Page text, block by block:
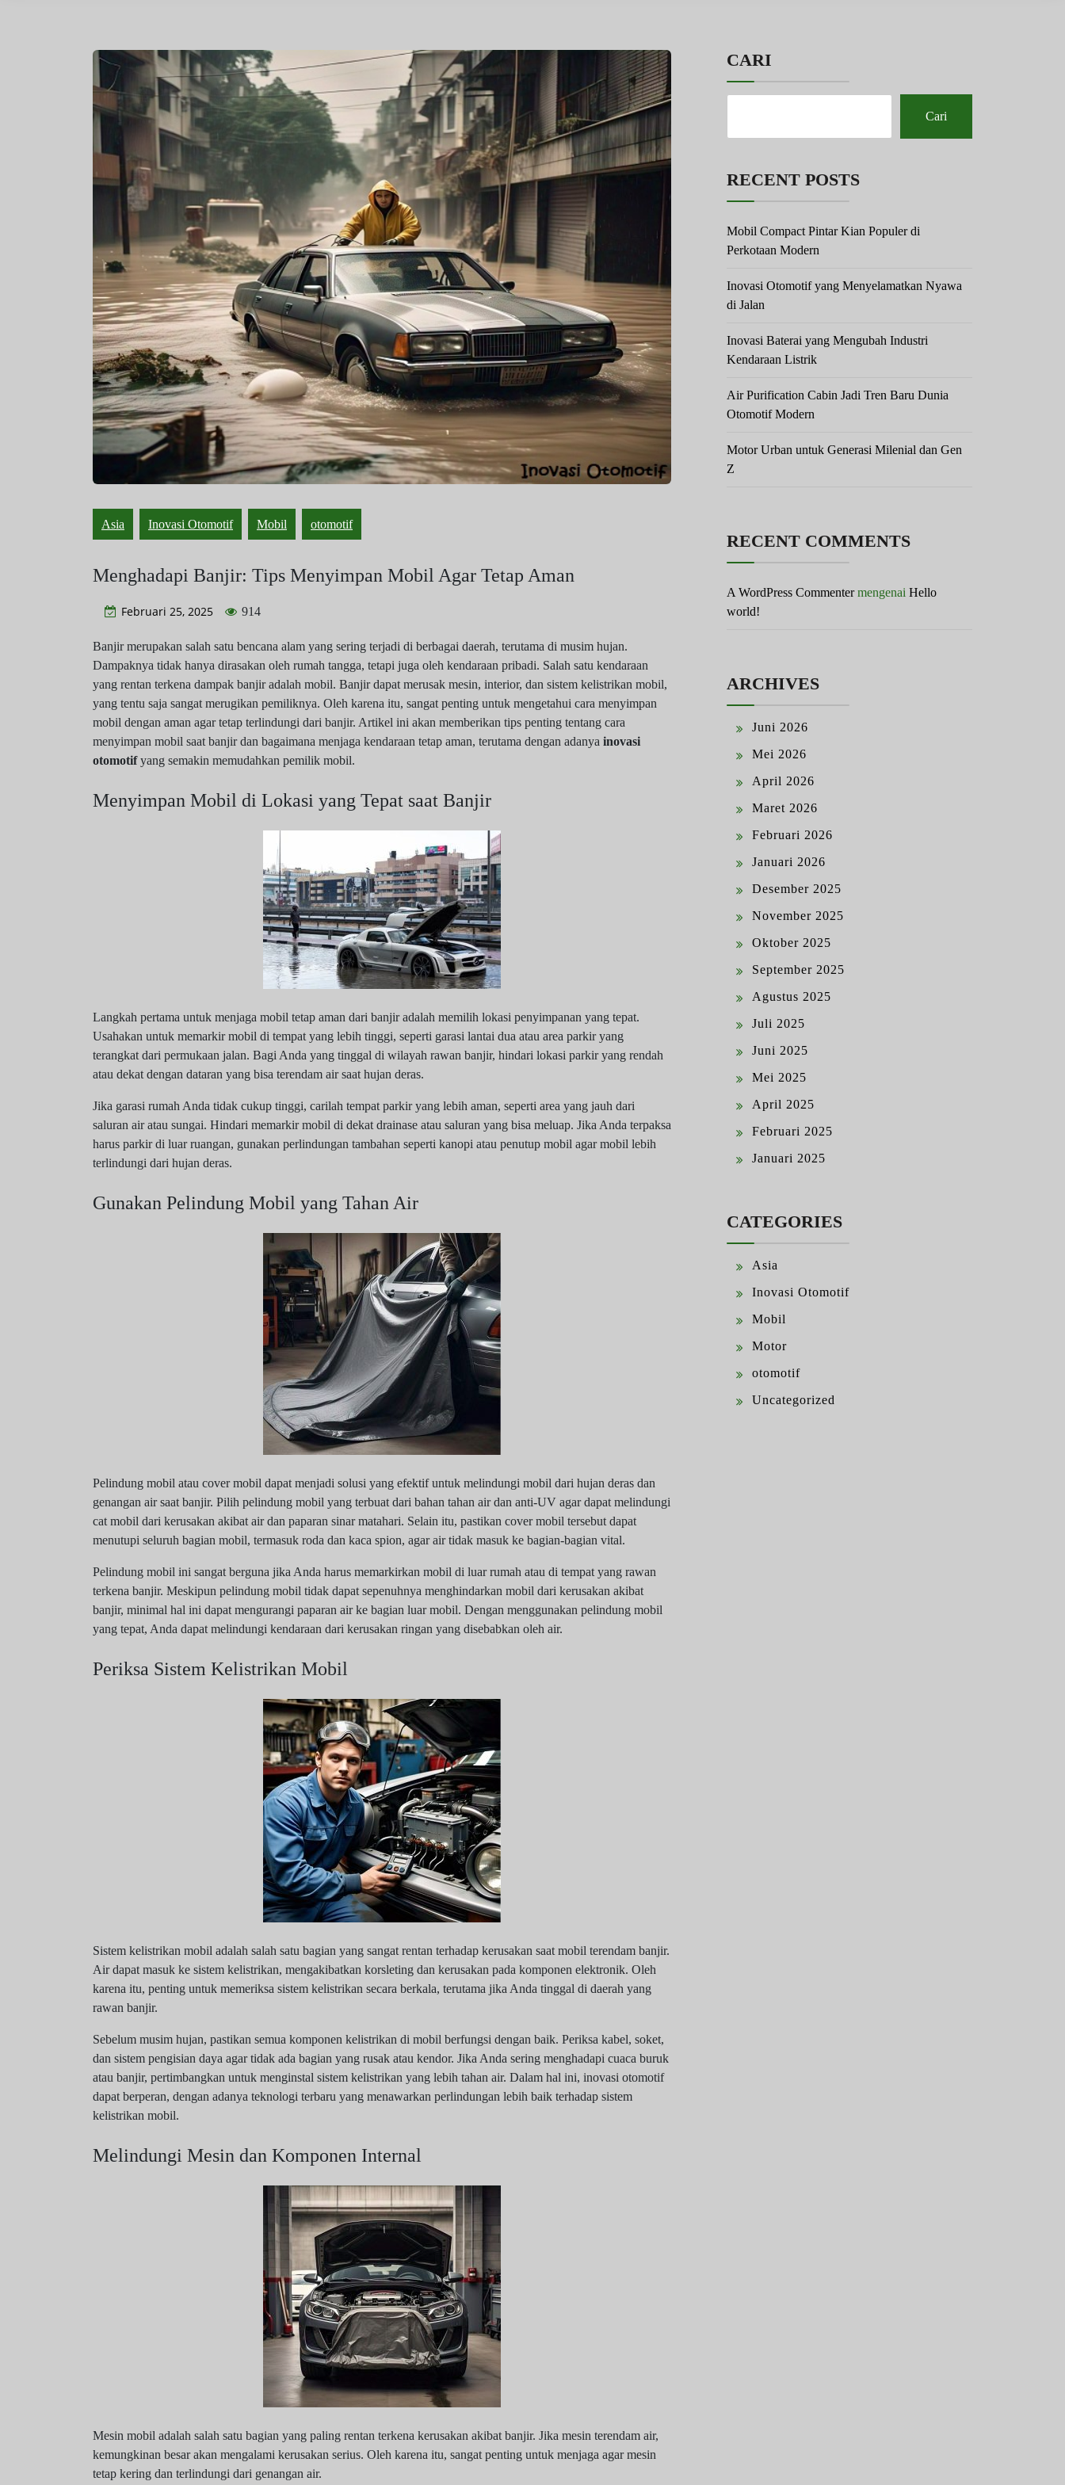
Asia Inovasi Otomotif Mobil otomotif
Menghadapi Banjir: Tips Menyimpan Mobil Agar Tetap Aman
Februari 25, 2025 914
Banjir merupakan salah satu bencana alam yang sering terjadi di berbagai daerah, terutama di musim hujan.
Dampaknya tidak hanya dirasakan oleh rumah tangga, tetapi juga oleh kendaraan pribadi. Salah satu kendaraan
yang rentan terkena dampak banjir adalah mobil. Banjir dapat merusak mesin, interior, dan sistem kelistrikan mobil,
yang tentu saja sangat merugikan pemiliknya. Oleh karena itu, sangat penting untuk mengetahui cara menyimpan
mobil dengan aman agar tetap terlindungi dari banjir. Artikel ini akan memberikan tips penting tentang cara
menyimpan mobil saat banjir dan bagaimana menjaga kendaraan tetap aman, terutama dengan adanya inovasi
otomotifyang semakin memudahkan pemilik mobil.
Menyimpan Mobil di Lokasi yang Tepat saat Banjir
Langkah pertama untuk menjaga mobil tetap aman dari banjir adalah memilih lokasi penyimpanan yang tepat.
Usahakan untuk memarkir mobil di tempat yang lebih tinggi, seperti garasi lantai dua atau area parkir yang
terangkat dari permukaan jalan. Bagi Anda yang tinggal di wilayah rawan banjir, hindari lokasi parkir yang rendah
atau dekat dengan dataran yang bisa terendam air saat hujan deras.
Jika garasi rumah Anda tidak cukup tinggi, carilah tempat parkir yang lebih aman, seperti area yang jauh dari
saluran air atau sungai. Hindari memarkir mobil di dekat drainase atau saluran yang bisa meluap. Jika Anda terpaksa
harus parkir di luar ruangan, gunakan perlindungan tambahan seperti kanopi atau penutup mobil agar mobil lebih
terlindungi dari hujan deras.
Gunakan Pelindung Mobil yang Tahan Air
Pelindung mobil atau cover mobil dapat menjadi solusi yang efektif untuk melindungi mobil dari hujan deras dan
genangan air saat banjir. Pilih pelindung mobil yang terbuat dari bahan tahan air dan anti-UV agar dapat melindungi
cat mobil dari kerusakan akibat air dan paparan sinar matahari. Selain itu, pastikan cover mobil tersebut dapat
menutupi seluruh bagian mobil, termasuk roda dan kaca spion, agar air tidak masuk ke bagian-bagian vital.
Pelindung mobil ini sangat berguna jika Anda harus memarkirkan mobil di luar rumah atau di tempat yang rawan
terkena banjir. Meskipun pelindung mobil tidak dapat sepenuhnya menghindarkan mobil dari kerusakan akibat
banjir, minimal hal ini dapat mengurangi paparan air ke bagian luar mobil. Dengan menggunakan pelindung mobil
yang tepat, Anda dapat melindungi kendaraan dari kerusakan ringan yang disebabkan oleh air.
Periksa Sistem Kelistrikan Mobil
Sistem kelistrikan mobil adalah salah satu bagian yang sangat rentan terhadap kerusakan saat mobil terendam banjir.
Air dapat masuk ke sistem kelistrikan, mengakibatkan korsleting dan kerusakan pada komponen elektronik. Oleh
karena itu, penting untuk memeriksa sistem kelistrikan secara berkala, terutama jika Anda tinggal di daerah yang
rawan banjir.
Sebelum musim hujan, pastikan semua komponen kelistrikan di mobil berfungsi dengan baik. Periksa kabel, soket,
dan sistem pengisian daya agar tidak ada bagian yang rusak atau kendor. Jika Anda sering menghadapi cuaca buruk
atau banjir, pertimbangkan untuk menginstal sistem kelistrikan yang lebih tahan air. Dalam hal ini, inovasi otomotif
dapat berperan, dengan adanya teknologi terbaru yang menawarkan perlindungan lebih baik terhadap sistem
kelistrikan mobil.
Melindungi Mesin dan Komponen Internal
Mesin mobil adalah salah satu bagian yang paling rentan terkena kerusakan akibat banjir. Jika mesin terendam air,
kemungkinan besar akan mengalami kerusakan serius. Oleh karena itu, sangat penting untuk menjaga agar mesin
tetap kering dan terlindungi dari genangan air.
CARI
Cari
RECENT POSTS
Mobil Compact Pintar Kian Populer di
Perkotaan Modern
Inovasi Otomotif yang Menyelamatkan Nyawa
di Jalan
Inovasi Baterai yang Mengubah Industri
Kendaraan Listrik
Air Purification Cabin Jadi Tren Baru Dunia
Otomotif Modern
Motor Urban untuk Generasi Milenial dan Gen
Z
RECENT COMMENTS
A WordPress Commentermengenai Hello
world!
ARCHIVES
Juni 2026
Mei 2026
April 2026
Maret 2026
Februari 2026
Januari 2026
Desember 2025
November 2025
Oktober 2025
September 2025
Agustus 2025
Juli 2025
Juni 2025
Mei 2025
April 2025
Februari 2025
Januari 2025
CATEGORIES
Asia
Inovasi Otomotif
Mobil
Motor
otomotif
Uncategorized